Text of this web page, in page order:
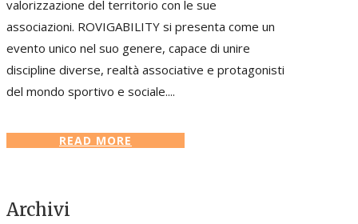
valorizzazione del territorio con le sue
associazioni. ROVIGABILITY si presenta come un
evento unico nel suo genere, capace di unire
discipline diverse, realtà associative e protagonisti
del mondo sportivo e sociale....
READ MORE
Archivi